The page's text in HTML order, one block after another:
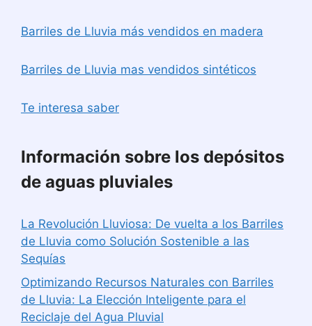
Barriles de Lluvia más vendidos en madera
Barriles de Lluvia mas vendidos sintéticos
Te interesa saber
Información sobre los depósitos
de aguas pluviales
La Revolución Lluviosa: De vuelta a los Barriles
de Lluvia como Solución Sostenible a las
Sequías
Optimizando Recursos Naturales con Barriles
de Lluvia: La Elección Inteligente para el
Reciclaje del Agua Pluvial